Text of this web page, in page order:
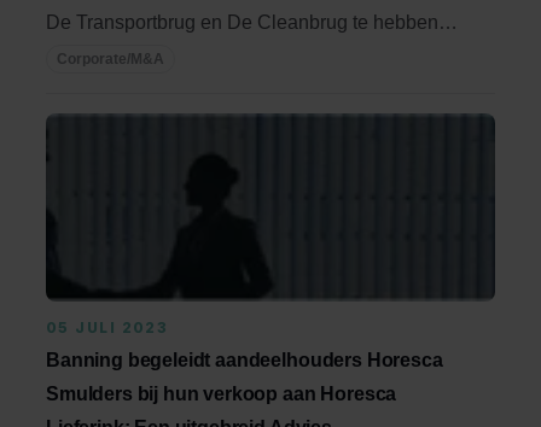
De Transportbrug en De Cleanbrug te hebben
begeleid ...
Corporate/M&A
05 JULI 2023
Banning begeleidt aandeelhouders Horesca
Smulders bij hun verkoop aan Horesca